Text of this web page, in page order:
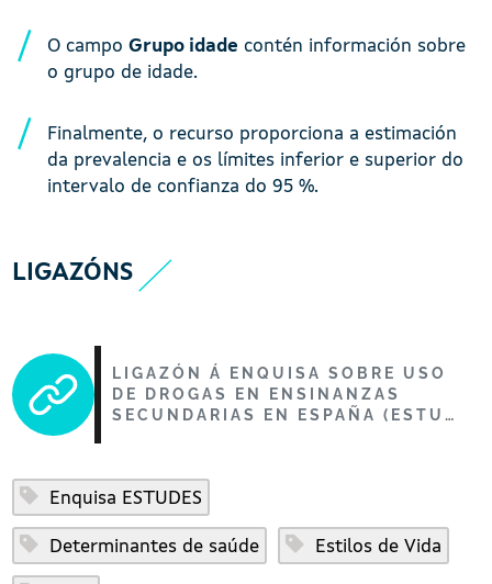
O campoGrupo idade contén información sobre
o grupo de idade.
Finalmente, o recurso proporciona a estimación
da prevalencia e os límites inferior e superior do
intervalo de confianza do 95 %.
LIGAZÓNS
LIGAZÓN Á ENQUISA SOBRE USO
DE DROGAS EN ENSINANZAS
SECUNDARIAS EN ESPAÑA (ESTU…
Enquisa ESTUDES
Determinantes de saúde Estilos de Vida